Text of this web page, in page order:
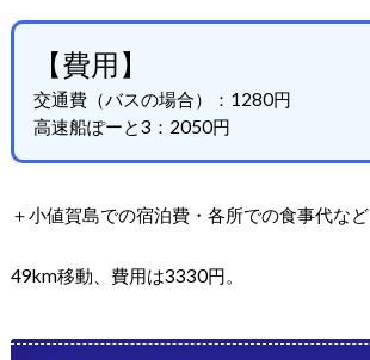
【費用】
交通費（バスの場合）：1280円
高速船ぽーと3：2050円
＋小値賀島での宿泊費・各所での食事代など
49km移動、費用は3330円。